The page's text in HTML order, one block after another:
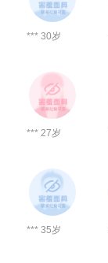
*** 30岁
*** 27岁
*** 35岁